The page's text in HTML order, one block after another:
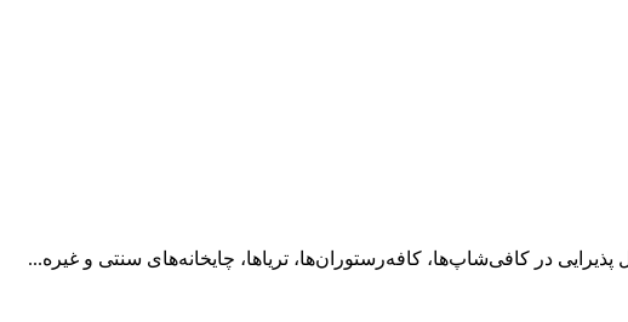
در کافی‌شاپ‌ها، کافه‌رستوران‌ها، تریاها، چایخانه‌های سنتی و غیره...